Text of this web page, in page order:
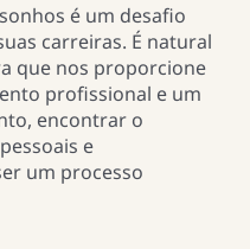
é um desafio
carreiras. É natural
que nos proporcione
profissional e um
encontrar o
e
um processo